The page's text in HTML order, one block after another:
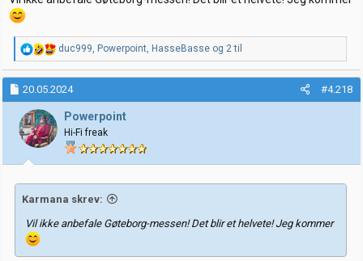
R
e
a
k
s
r
duc999, Powerpoint, HasseBasse og 2 til
20.05.2024 #4.218
Powerpoint
Hi-Fi freak
Karmana skrev:
Vil ikke anbefale Gøteborg-messen! Det blir et helvete! Jeg kommer